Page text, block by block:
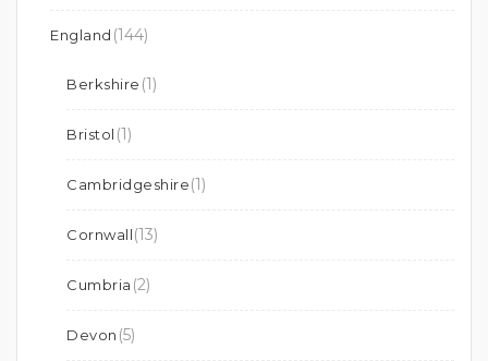
England (144)
Berkshire (1)
Bristol (1)
Cambridgeshire(1)
Cornwall(13)
Cumbria (2)
Devon (5)